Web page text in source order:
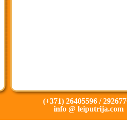
(+371) 26405596 /
info @ leiputrija.com